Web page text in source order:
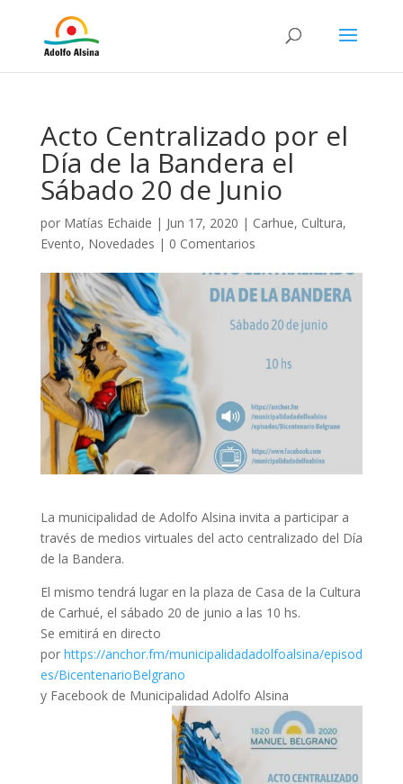
Acto Centralizado por el
Día de la Bandera el
Sábado 20 de Junio
por Matías Echaide | Jun 17, 2020 | Carhue, Cultura,
Evento, Novedades | 0 Comentarios
La municipalidad de Adolfo Alsina invita a participar a
través de medios virtuales del acto centralizado del Día
de la Bandera.
El mismo tendrá lugar en la plaza de Casa de la Cultura
de Carhué, el sábado 20 de junio a las 10 hs.
Se emitirá en directo
por https://anchor.fm/municipalidadadolfoalsina/episod
es/BicentenarioBelgrano
y Facebook de Municipalidad Adolfo Alsina